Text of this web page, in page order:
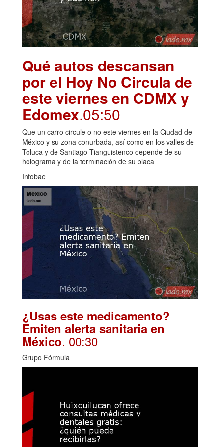
Qué autos descansan
por el Hoy No Circula de
este viernes en CDMX y
Edomex.05:50
Que un carro circule o no este viernes en la Ciudad de
México y su zona conurbada, así como en los valles de
Toluca y de Santiago Tianguistenco depende de su
holograma y de la terminación de su placa
Infobae
¿Usas este medicamento?
Emiten alerta sanitaria en
México. 00:30
Grupo Fórmula